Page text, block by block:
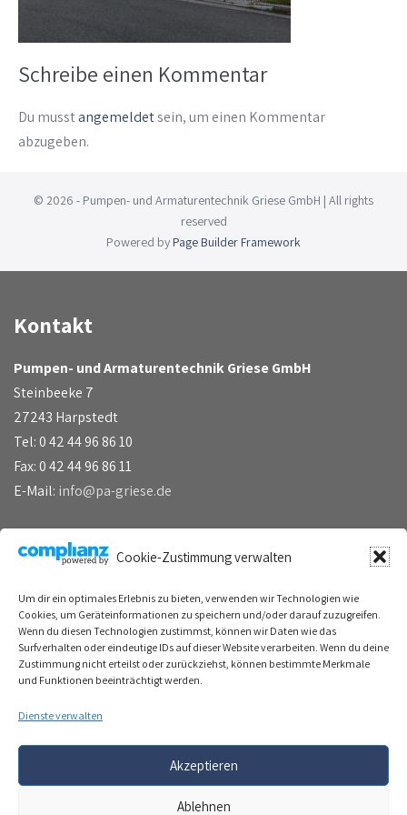
Cookie-Zustimmung verwalten
Um dir ein optimales Erlebnis zu bieten, verwenden wir Technologien wie
Cookies, um Geräteinformationen zu speichern und/oder darauf zuzugreifen.
Wenn du diesen Technologien zustimmst, können wir Daten wie das
Surfverhalten oder eindeutige IDs auf dieser Website verarbeiten. Wenn du deine
Zustimmung nicht erteilst oder zurückziehst, können bestimmte Merkmale
und Funktionen beeinträchtigt werden.
Dienste verwalten
Akzeptieren
Ablehnen
Schreibe einen Kommentar
Du musstangemeldetsein, um einen Kommentar
abzugeben.
© 2026 - Pumpen- und Armaturentechnik Griese GmbH | All rights
reserved
Powered by Page Builder Framework
Kontakt
Pumpen- und Armaturentechnik Griese GmbH
Steinbeeke 7
27243 Harpstedt
Tel: 0 42 44 96 86 10
Fax: 0 42 44 96 86 11
E-Mail: info@pa-griese.de
Übersicht
Pumpen
Armaturen
Mischer und Rührwerke
Kontakt
© 2023 Pumpen- & Armaturentechnik Griese GmbH